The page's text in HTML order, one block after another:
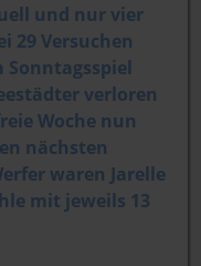
und nur vier
29 Versuchen
verloren
Woche nun
nächsten
waren Jarelle
mit jeweils 13